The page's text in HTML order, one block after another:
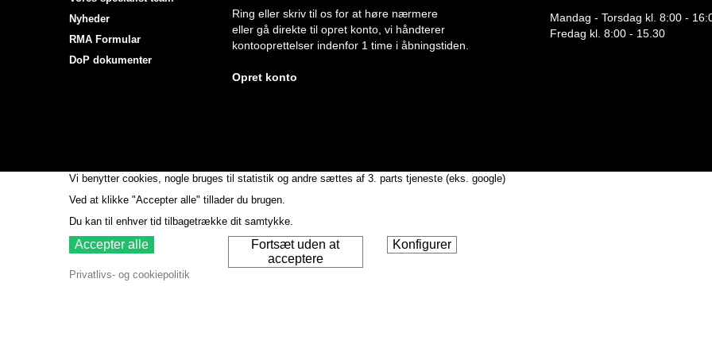
Nyheder
RMA Formular
DoP dokumenter
Ring eller skriv til os for at høre nærmere
eller gå direkte til opret konto, vi håndterer
kontooprettelser indenfor 1 time i åbningstiden.
Opret konto
Mandag - Torsdag kl. 8:00 -
Fredag kl. 8:00 - 15.30
Vi benytter cookies, nogle bruges til statistik og andre sættes af 3. parts tjeneste (eks. google)
Ved at klikke "Accepter alle" tillader du brugen.
Du kan til enhver tid tilbagetrække dit samtykke.
Accepter alle
Fortsæt uden at
acceptere
Konfigurer
Privatlivs- og cookiepolitik